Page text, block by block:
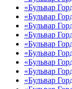
«Бульвар
«Бульвар
«Бульвар
«Бульвар
«Бульвар
«Бульвар
«Бульвар
«Бульвар
«Бульвар